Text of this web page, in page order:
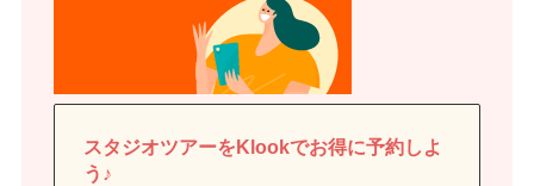
スタジオツアーをKlookでお得に予約しよ
う♪